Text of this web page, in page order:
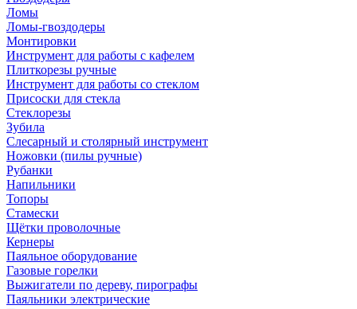
Ломы
Ломы-гвоздодеры
Монтировки
Инструмент для работы с кафелем
Плиткорезы ручные
Инструмент для работы со стеклом
Присоски для стекла
Стеклорезы
Зубила
Слесарный и столярный инструмент
Ножовки (пилы ручные)
Рубанки
Напильники
Топоры
Стамески
Щётки проволочные
Кернеры
Паяльное оборудование
Газовые горелки
Выжигатели по дереву, пирографы
Паяльники электрические